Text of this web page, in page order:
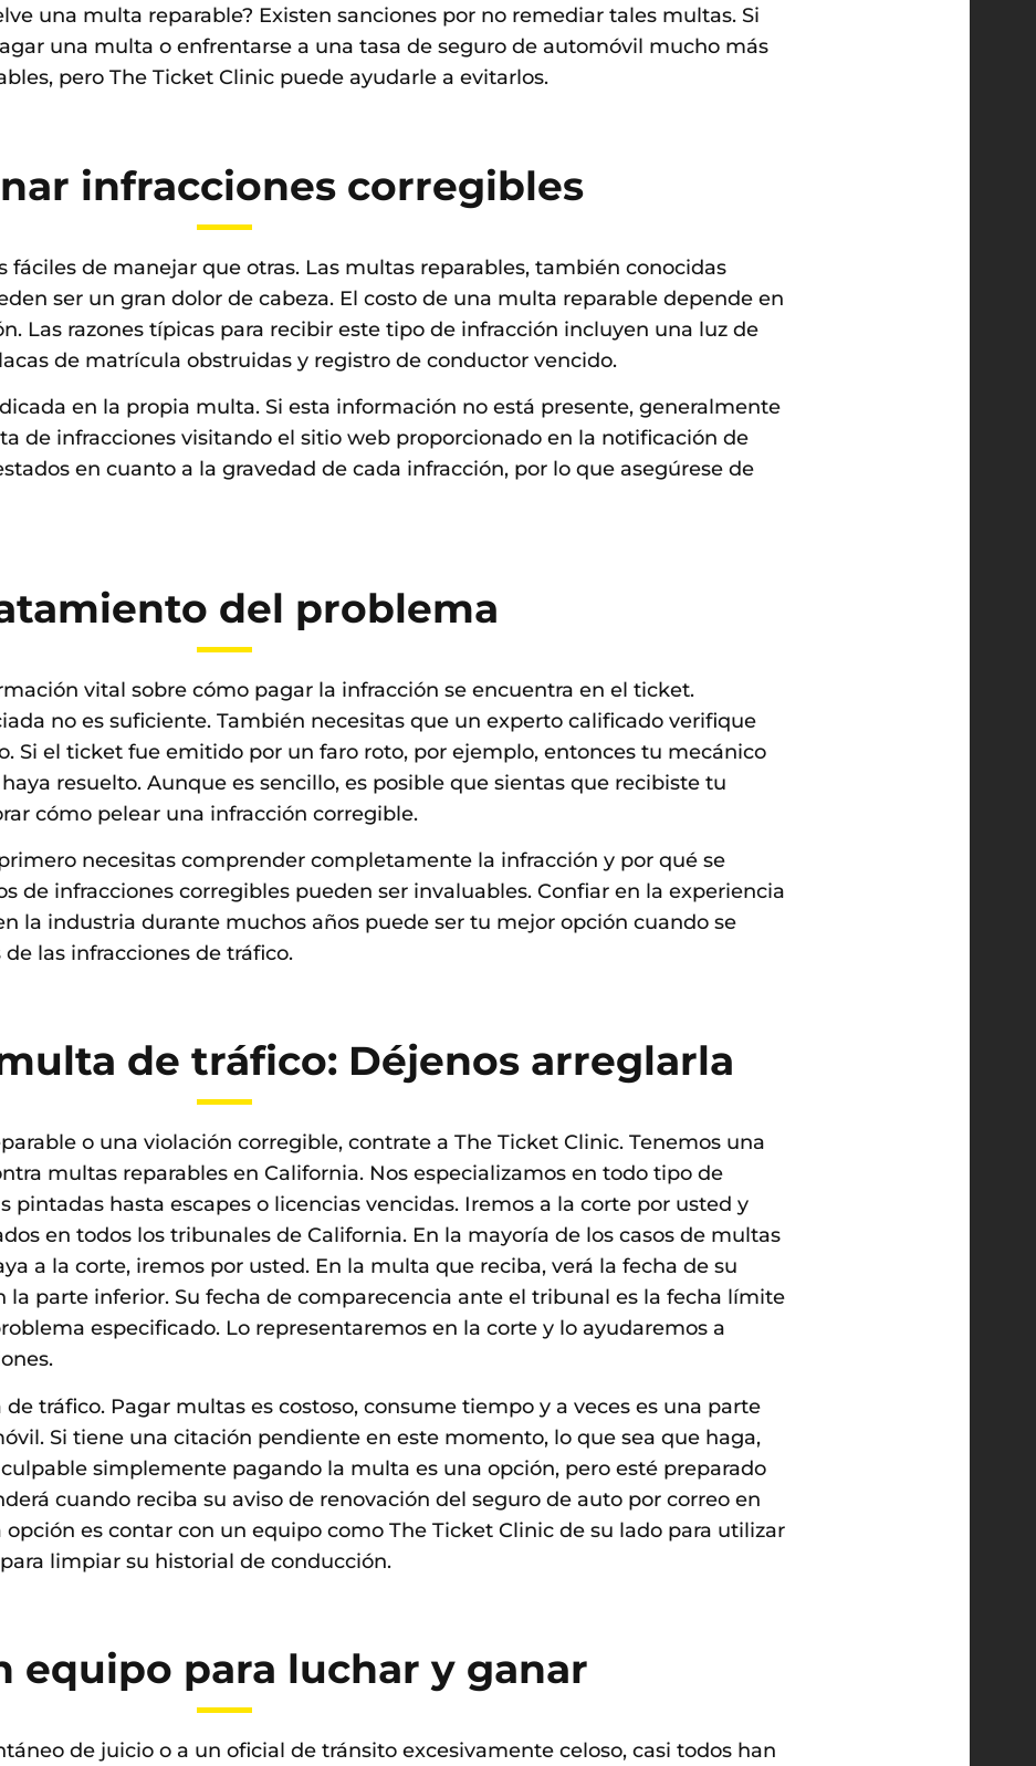
una multa reparable? Existen sanciones por no remediar tales multas. Si
una multa o enfrentarse a una tasa de seguro de automóvil mucho más
pero The Ticket Clinic puede ayudarle a evitarlos.
infracciones corregibles
de manejar que otras. Las multas reparables, también conocidas
ser un gran dolor de cabeza. El costo de una multa reparable depende en
Las razones típicas para recibir este tipo de infracción incluyen una luz de
de matrícula obstruidas y registro de conductor vencido.
en la propia multa. Si esta información no está presente, generalmente
de infracciones visitando el sitio web proporcionado en la notificación de
en cuanto a la gravedad de cada infracción, por lo que asegúrese de
del problema
vital sobre cómo pagar la infracción se encuentra en el ticket.
no es suficiente. También necesitas que un experto calificado verifique
Si el ticket fue emitido por un faro roto, por ejemplo, entonces tu mecánico
resuelto. Aunque es sencillo, es posible que sientas que recibiste tu
cómo pelear una infracción corregible.
necesitas comprender completamente la infracción y por qué se
de infracciones corregibles pueden ser invaluables. Confiar en la experiencia
la industria durante muchos años puede ser tu mejor opción cuando se
las infracciones de tráfico.
de tráfico: Déjenos arreglarla
o una violación corregible, contrate a The Ticket Clinic. Tenemos una
multas reparables en California. Nos especializamos en todo tipo de
pintadas hasta escapes o licencias vencidas. Iremos a la corte por usted y
en todos los tribunales de California. En la mayoría de los casos de multas
a la corte, iremos por usted. En la multa que reciba, verá la fecha de su
parte inferior. Su fecha de comparecencia ante el tribunal es la fecha límite
especificado. Lo representaremos en la corte y lo ayudaremos a
tráfico. Pagar multas es costoso, consume tiempo y a veces es una parte
Si tiene una citación pendiente en este momento, lo que sea que haga,
simplemente pagando la multa es una opción, pero esté preparado
cuando reciba su aviso de renovación del seguro de auto por correo en
es contar con un equipo como The Ticket Clinic de su lado para utilizar
limpiar su historial de conducción.
equipo para luchar y ganar
de juicio o a un oficial de tránsito excesivamente celoso, casi todos han